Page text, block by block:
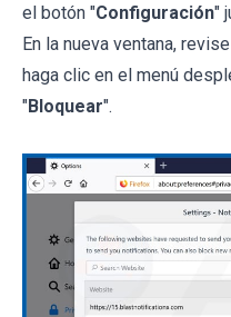
el botón "Configuración"
En la nueva ventana,
haga clic en el menú
"Bloquear".